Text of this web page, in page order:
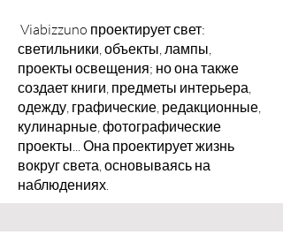
Viabizzuno проектирует свет:
светильники, объекты, лампы,
проекты освещения; но она также
создает книги, предметы интерьера,
одежду, графические, редакционные,
кулинарные, фотографические
проекты... Она проектирует жизнь
вокруг света, основываясь на
наблюдениях.